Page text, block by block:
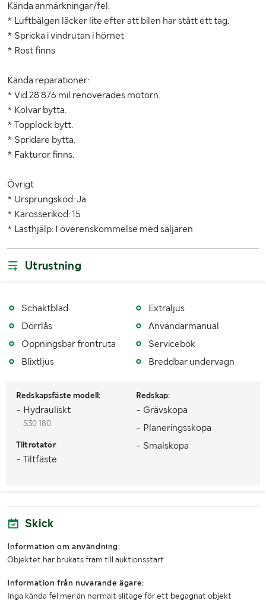
Kända anmärkningar/fel:
* Luftbälgen läcker lite efter att bilen har stått ett tag.
* Spricka i vindrutan i hörnet
* Rost finns
Kända reparationer:
* Vid 28 876 mil renoverades motorn.
* Kolvar bytta.
* Topplock bytt.
* Spridare bytta.
* Fakturor finns.
Övrigt
* Ursprungskod: Ja
* Karosserikod: 15
* Lasthjälp: I överenskommelse med säljaren
Utrustning
Schaktblad
Dörrlås
Öppningsbar frontruta
Blixtljus
Extraljus
Användarmanual
Servicebok
Breddbar undervagn
Redskapsfäste modell:
- Hydrauliskt
S30 180
Tiltrotator
- Tiltfäste
Redskap:
- Grävskopa
- Planeringsskopa
- Smalskopa
Skick
Information om användning:
Objektet har brukats fram till auktionsstart
Information från nuvarande ägare:
Inga kända fel mer än normalt slitage för ett begagnat objekt